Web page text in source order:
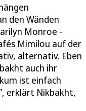
den Wänden
Monroe -
Mimilou auf der
alternativ. Eben
auch ihr
ist einfach
erklärt Nikbakht,